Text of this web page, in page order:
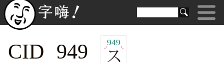
CID 949 949